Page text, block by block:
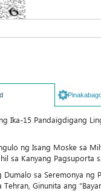
Ika-15 Pandaigdigang
ng Isang Moske sa
sa Kanyang Pagsuporta
sa Seremonya ng
Ginunita ang